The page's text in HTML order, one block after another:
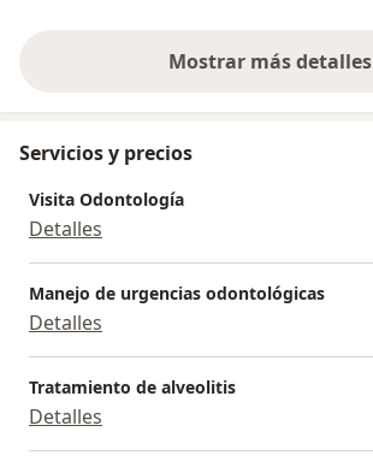
Mostrar más detalles
sobre la
Servicios y precios
Visita Odontología
Detalles
Manejo de urgencias odontológicas
Detalles
Tratamiento de alveolitis
Detalles